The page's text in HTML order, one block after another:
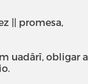
|| promesa,
uadārī, obligar a